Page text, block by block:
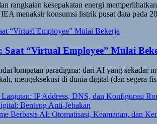
rangkaian kesepakatan energi
menaksir konsumsi listrik pusat data pada
Saat “Virtual Employee” Mulai
lompatan paradigma: dari AI yang sekadar
mengeksekusi di dunia digital (dan segera
Lanjutan: IP Address, DNS, dan Konfigurasi
Benteng Anti-Jebakan
Berbasis AI: Otomatisasi, Keamanan, dan